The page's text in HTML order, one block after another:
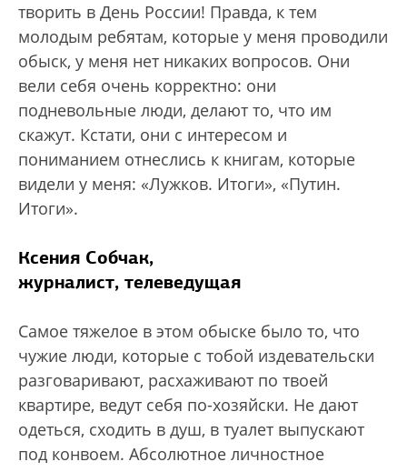
творить в День России! Правда, к тем
молодым ребятам, которые у меня проводили
обыск, у меня нет никаких вопросов. Они
вели себя очень корректно: они
подневольные люди, делают то, что им
скажут. Кстати, они с интересом и
пониманием отнеслись к книгам, которые
видели у меня: «Лужков. Итоги», «Путин.
Итоги».
Ксения Собчак,
журналист, телеведущая
Самое тяжелое в этом обыске было то, что
чужие люди, которые с тобой издевательски
разговаривают, расхаживают по твоей
квартире, ведут себя по-хозяйски. Не дают
одеться, сходить в душ, в туалет выпускают
под конвоем. Абсолютное личностное